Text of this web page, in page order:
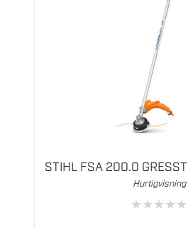
STIHL FSA 200.0
Hurtigvisning
★★★★★